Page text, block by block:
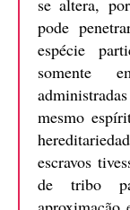
se altera,
pode
espécie
somente
mesmo
escravos
de tribo